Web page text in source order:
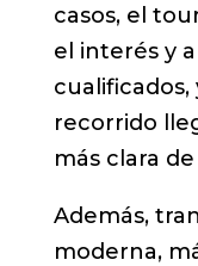
casos, el
el interés y
recorrido
más clara
Además,
moderna,